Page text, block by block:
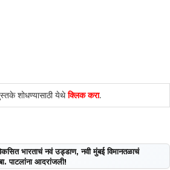
शोधण्यासाठी येथेक्लिक करा.
भारताचं नवं उड्डाण, नवी मुंबई विमानतळाचं
पाटलांना आदरांजली!